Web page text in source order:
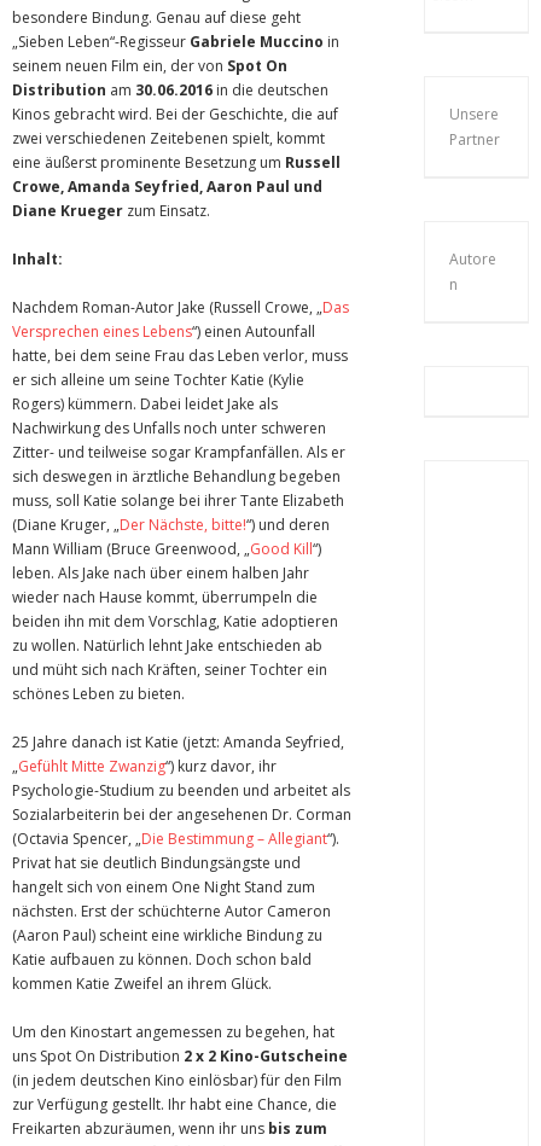
besondere Bindung. Genau auf diese geht
„Sieben Leben“-Regisseur Gabriele Muccino in
seinem neuen Film ein, der von Spot On
Distribution am 30.06.2016 in die deutschen
Kinos gebracht wird. Bei der Geschichte, die auf
zwei verschiedenen Zeitebenen spielt, kommt
eine äußerst prominente Besetzung um Russell
Crowe, Amanda Seyfried, Aaron Paul und
Diane Krueger zum Einsatz.
Inhalt:
Nachdem Roman-Autor Jake (Russell Crowe, „Das
Versprechen eines Lebens“) einen Autounfall
hatte, bei dem seine Frau das Leben verlor, muss
er sich alleine um seine Tochter Katie (Kylie
Rogers) kümmern. Dabei leidet Jake als
Nachwirkung des Unfalls noch unter schweren
Zitter- und teilweise sogar Krampfanfällen. Als er
sich deswegen in ärztliche Behandlung begeben
muss, soll Katie solange bei ihrer Tante Elizabeth
(Diane Kruger, „Der Nächste, bitte!“) und deren
Mann William (Bruce Greenwood, „Good Kill“)
leben. Als Jake nach über einem halben Jahr
wieder nach Hause kommt, überrumpeln die
beiden ihn mit dem Vorschlag, Katie adoptieren
zu wollen. Natürlich lehnt Jake entschieden ab
und müht sich nach Kräften, seiner Tochter ein
schönes Leben zu bieten.
25 Jahre danach ist Katie (jetzt: Amanda Seyfried,
„Gefühlt Mitte Zwanzig“) kurz davor, ihr
Psychologie-Studium zu beenden und arbeitet als
Sozialarbeiterin bei der angesehenen Dr. Corman
(Octavia Spencer, „Die Bestimmung – Allegiant“).
Privat hat sie deutlich Bindungsängste und
hangelt sich von einem One Night Stand zum
nächsten. Erst der schüchterne Autor Cameron
(Aaron Paul) scheint eine wirkliche Bindung zu
Katie aufbauen zu können. Doch schon bald
kommen Katie Zweifel an ihrem Glück.
Um den Kinostart angemessen zu begehen, hat
uns Spot On Distribution 2 x 2 Kino-Gutscheine
(in jedem deutschen Kino einlösbar) für den Film
zur Verfügung gestellt. Ihr habt eine Chance, die
Freikarten abzuräumen, wenn ihr uns bis zum
Unsere
Partner
Autore
n